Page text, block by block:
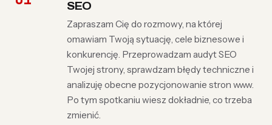
SEO
Zapraszam Cię do rozmowy, na której
omawiam Twoją sytuację, cele biznesowe i
konkurencję. Przeprowadzam audyt SEO
Twojej strony, sprawdzam błędy techniczne i
analizuję obecne pozycjonowanie stron www.
Po tym spotkaniu wiesz dokładnie, co trzeba
zmienić.